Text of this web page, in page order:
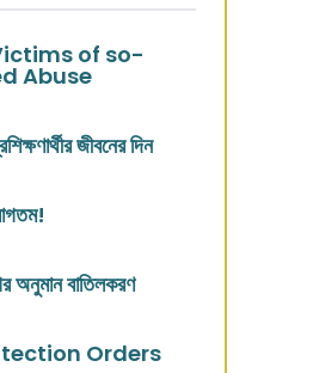
of so-
Abuse
জীবনের দিন
অনুমান বাতিলকরণ
Orders